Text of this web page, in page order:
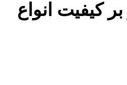
کیفیت انواع